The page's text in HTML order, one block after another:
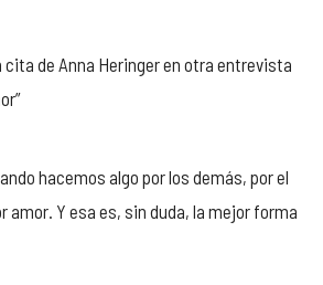
de Anna Heringer en otra entrevista
hacemos algo por los demás, por el
amor. Y esa es, sin duda, la mejor forma